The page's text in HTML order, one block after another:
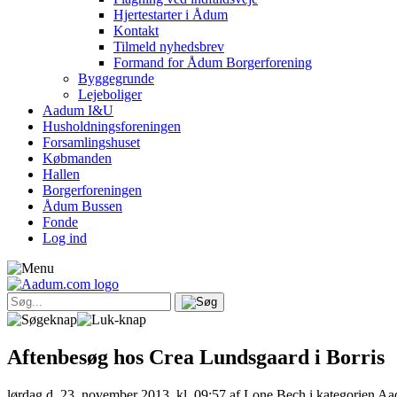
Hjertestarter i Ådum
Kontakt
Tilmeld nyhedsbrev
Formand for Ådum Borgerforening
Byggegrunde
Lejeboliger
Aadum I&U
Husholdningsforeningen
Forsamlingshuset
Købmanden
Hallen
Borgerforeningen
Ådum Bussen
Fonde
Log ind
Aftenbesøg hos Crea Lundsgaard i Borris